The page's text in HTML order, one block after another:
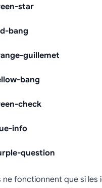
star
bang
guillemet
bang
check
info
question
ne fonctionnent que si les